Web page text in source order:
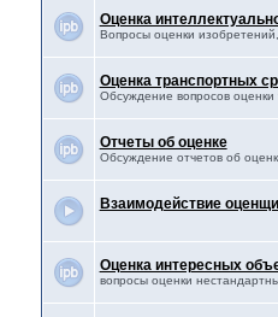
Оценка
Вопросы оценки
Оценка транспортных
Обсуждение вопросов
Отчеты об оценке
Обсуждение отчетов об
Взаимодействие
Оценка интересных
вопросы оценки